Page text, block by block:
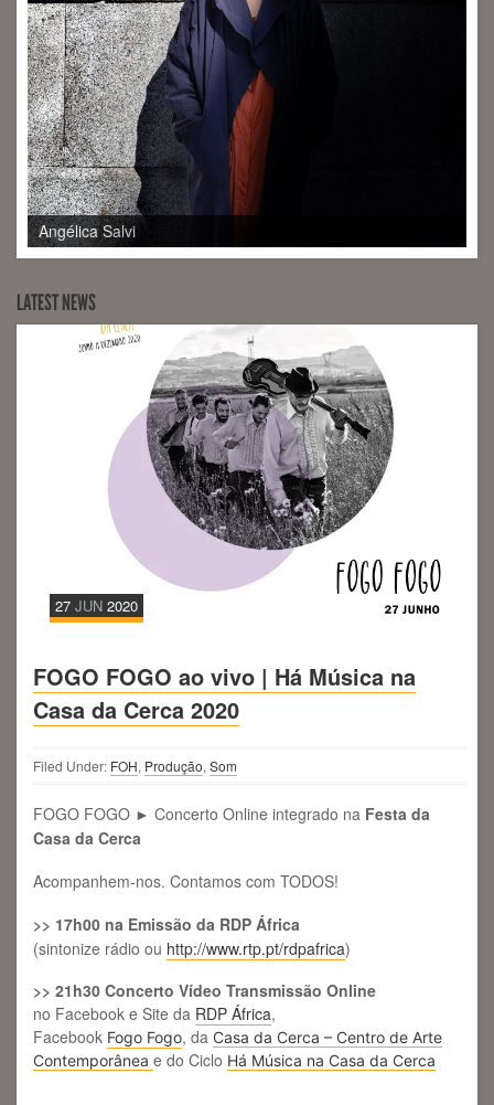
P.L.I.N.T.
LATEST NEWS
27 JUN 2020
FOGO FOGO ao vivo | Há Música na
Casa da Cerca 2020
Filed Under: FOH, Produção, Som
FOGO FOGO ► Concerto Online integrado na Festa da
Casa da Cerca
Acompanhem-nos. Contamos com TODOS!
>> 17h00 na Emissão da RDP África
(sintonize rádio ou http://www.rtp.pt/rdpafrica)
>> 21h30 Concerto Vídeo Transmissão Online
no Facebook e Site da RDP África,
Facebook Fogo Fogo, da Casa da Cerca – Centro de Arte
Contemporânea e do Ciclo Há Música na Casa da Cerca